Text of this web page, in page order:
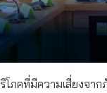
โภคที่มีความเสี่ยงจา